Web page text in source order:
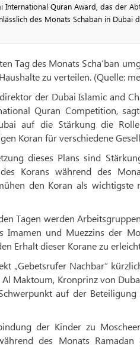
International Quran Award, das der
des Monats Schaban in Dubai
Tag des Monats Scha‘ban
zu verteilen. (Quelle:
der Dubai Islamic and
Quran Competition,
auf die Stärkung die
Koran für verschiedene
dieses Plans sind
Korans während des
den Koran als
Tagen werden
und Muezzins der
Erhalt dieser Korane zu
„Gebetsrufer Nachbar“
Maktoum, Kronprinz von
auf der
der Kinder zu
des Monats